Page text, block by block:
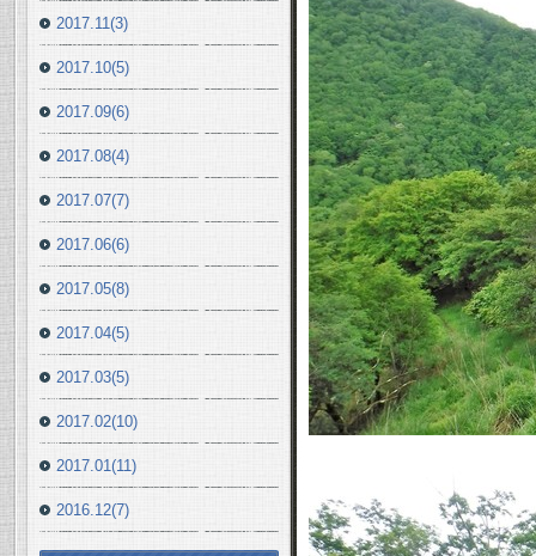
2017.11(3)
2017.10(5)
2017.09(6)
2017.08(4)
2017.07(7)
2017.06(6)
2017.05(8)
2017.04(5)
2017.03(5)
2017.02(10)
2017.01(11)
2016.12(7)